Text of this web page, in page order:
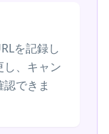
を記録し
し、キャン
できま